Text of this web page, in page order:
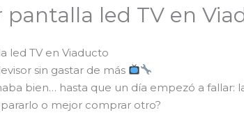
pantalla led TV en
led TV en Viaducto
sin gastar de más
bien… hasta que un día empezó a fallar:
o mejor comprar otro?